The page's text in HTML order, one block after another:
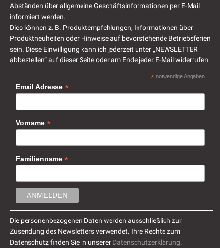
Abständen über allgemeine Geschäftsinformationen per E-Mail
informiert werden.
Dies können z. B. Produktempfehlungen, Informationen über
Produktneuheiten oder Hinweise auf bevorstehende Betriebsferien
sein. Diese Einwilligung kann ich jederzeit unter „NEWSLETTER
abbestellen“ auf dieser Seite oder am Ende jeder E-Mail widerrufen
*notwendige Angaben
Email Adresse *
Vorname *
Familienname *
Die personenbezogenen Daten werden ausschließlich zur
Zusendung des Newsletters verwendet. Ihre Rechte zum
Datenschutz finden Sie in unserer Datenschutzerklärung.